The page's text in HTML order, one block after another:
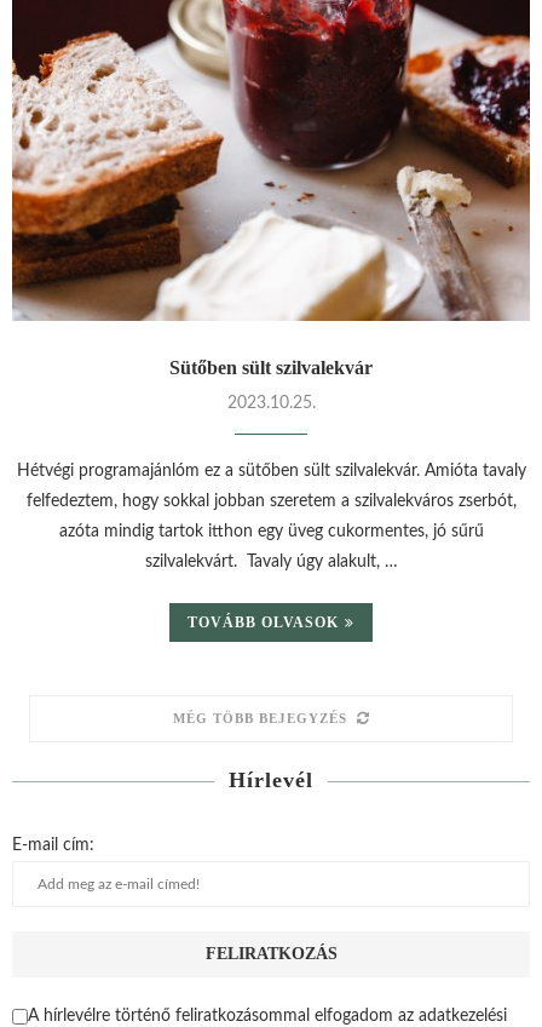
Sütőben sült szilvalekvár
2023.10.25.
Hétvégi programajánlóm ez a sütőben sült szilvalekvár. Amióta tavaly
felfedeztem, hogy sokkal jobban szeretem a szilvalekváros zserbót,
azóta mindig tartok itthon egy üveg cukormentes, jó sűrű
szilvalekvárt. Tavaly úgy alakult, …
TOVÁBB OLVASOK
MÉG TÖBB BEJEGYZÉS
Hírlevél
E-mail cím:
A hírlevélre történő feliratkozásommal elfogadom az adatkezelési